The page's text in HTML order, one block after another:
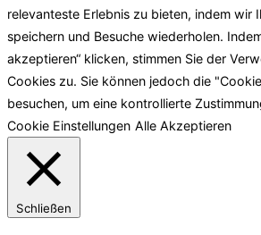
relevanteste Erlebnis zu bieten, indem wir
speichern und Besuche wiederholen.
akzeptieren“ klicken, stimmen Sie der
Cookies zu. Sie können jedoch die
besuchen, um eine kontrollierte
Cookie Einstellungen Alle Akzeptieren
Schließen